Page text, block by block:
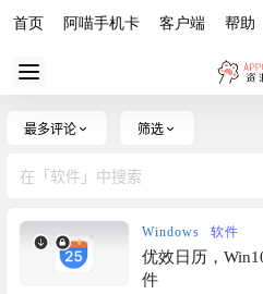
首页 阿喵手机卡 客户端 帮助
最多评论 筛选
Windows 软件
优效日历，
件